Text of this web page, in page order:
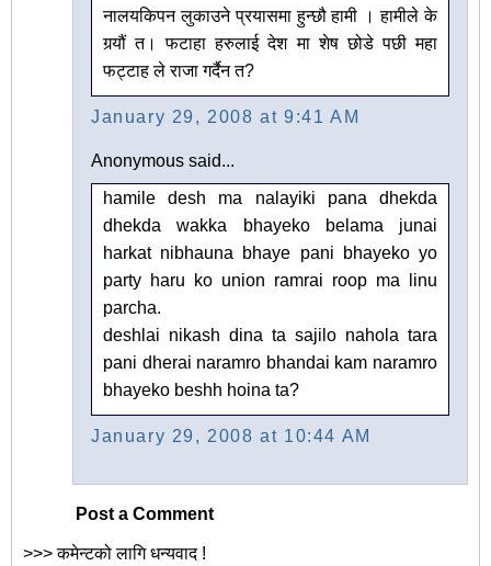
नालयकिपन लुकाउने प्रयासमा हुन्छौ हामी । हामीले के
गर्‍यौं त। फटाहा हरुलाई देश मा शेष छोडे पछी महा
फट्टाह ले राजा गर्दैन त?
January 29, 2008 at 9:41 AM
Anonymous said...
hamile desh ma nalayiki pana dhekda
dhekda wakka bhayeko belama junai
harkat nibhauna bhaye pani bhayeko yo
party haru ko union ramrai roop ma linu
parcha.
deshlai nikash dina ta sajilo nahola tara
pani dherai naramro bhandai kam naramro
bhayeko beshh hoina ta?
January 29, 2008 at 10:44 AM
Post a Comment
>>> कमेन्टको लागि धन्यवाद !